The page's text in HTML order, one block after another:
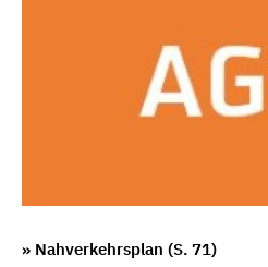
» Nahverkehrsplan (S. 71)